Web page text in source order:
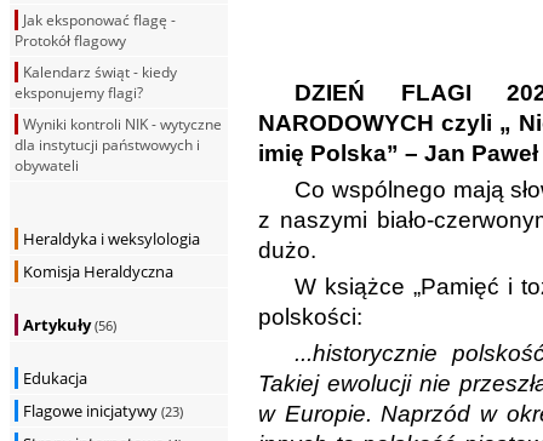
Jak eksponować flagę -
Protokół flagowy
Kalendarz świąt - kiedy
eksponujemy flagi?
Wyniki kontroli NIK - wytyczne
dla instytucji państwowych i
obywateli
Heraldyka i weksylologia
Komisja Heraldyczna
Artykuły (56)
Edukacja
Flagowe inicjatywy (23)
DZIEŃ FLAGI
NARODOWYCH czyli „
imię Polska” – Jan Paweł
Co wspólnego mają
z naszymi biało-
dużo.
W książce „Pamięć i
polskości:
...historycznie
Takiej ewolucji nie
w Europie. Naprzód w